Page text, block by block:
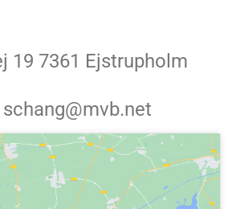
19 7361 Ejstrupholm